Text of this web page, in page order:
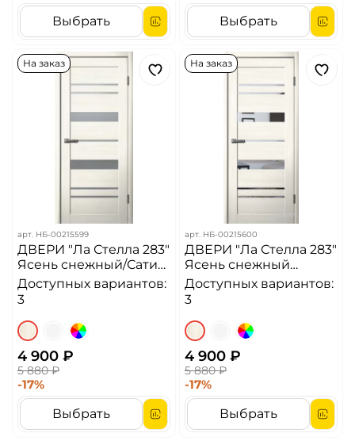
Выбрать
Выбрать
На заказ
арт. НБ-00215599
ДВЕРИ "Ла Стелла 283"
Ясень снежный/Сатин
ДО
Доступных вариантов:
3
4 900 ₽
5 880 ₽
-17%
Выбрать
На заказ
арт. НБ-00215600
ДВЕРИ "Ла Стелла 283"
Ясень снежный
Черное стекло/
Зеркало ДО
Доступных вариантов:
3
4 900 ₽
5 880 ₽
-17%
Выбрать